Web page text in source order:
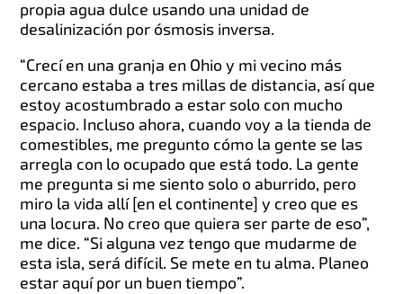
propia agua dulce usando una unidad de
desalinización por ósmosis inversa.
“Crecí en una granja en Ohio y mi vecino más
cercano estaba a tres millas de distancia, así que
estoy acostumbrado a estar solo con mucho
espacio. Incluso ahora, cuando voy a la tienda de
comestibles, me pregunto cómo la gente se las
arregla con lo ocupado que está todo. La gente
me pregunta si me siento solo o aburrido, pero
miro la vida allí [en el continente] y creo que es
una locura. No creo que quiera ser parte de eso”,
me dice. “Si alguna vez tengo que mudarme de
esta isla, será difícil. Se mete en tu alma. Planeo
estar aquí por un buen tiempo”.